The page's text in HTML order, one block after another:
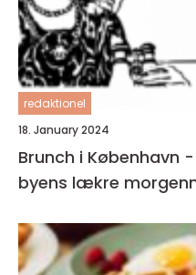
redaktionel
18. January 2024
Brunch i København
byens lækre